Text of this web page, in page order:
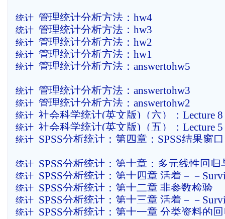
统计 管理统计分析方法：hw4
统计 管理统计分析方法：hw3
统计 管理统计分析方法：hw2
统计 管理统计分析方法：hw1
统计 管理统计分析方法：answertohw5
统计 管理统计分析方法：answertohw3
统计 管理统计分析方法：answertohw2
统计 社会科学统计(英文版)（六）：Lecture 8
Regression (W)
统计 社会科学统计(英文版)（五）：Lecture 5
统计 SPSS分析统计：第四章：SPSS结果窗
统计 SPSS分析统计：第十章：多元线性回
统计 SPSS分析统计：第十四章 活着－－
（下）
统计 SPSS分析统计：第十二章 非参数检验
统计 SPSS分析统计：第十三章 活着－－
（上）
统计 SPSS分析统计：第十一章 分类资料的